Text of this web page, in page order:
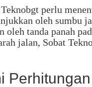
perlu
oleh sumbu
tanda panah
jalan, Sobat